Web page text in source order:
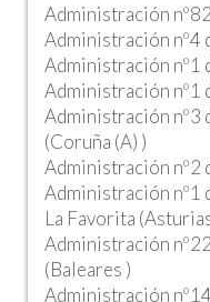
Administración
Administración nº4
Administración nº1
Administración nº1
Administración nº3
(Coruña (A) )
Administración nº2
Administración nº1
La Favorita
Administración
(Baleares )
Administración